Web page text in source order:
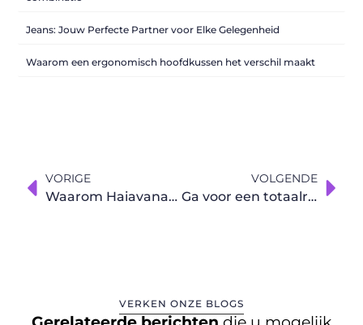
Jeans: Jouw Perfecte Partner voor Elke Gelegenheid
Waarom een ergonomisch hoofdkussen het verschil maakt
VORIGE
Waarom Haiavanas zo populair zijn
VOLGENDE
Ga voor een totaalrenovatie van uw badkamer in Gent
VERKEN ONZE BLOGS